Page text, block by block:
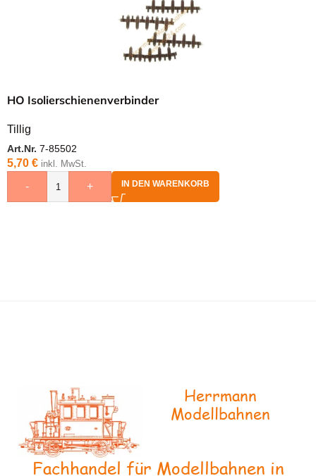
HO Isolierschienenverbinder
Tillig
Art.Nr. 7-85502
5,70 € inkl. MwSt.
- + IN DEN WARENKORB
Herrmann
Modellbahnen
Fachhandel für Modellbahnen in